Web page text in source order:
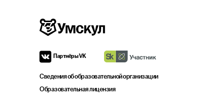
Сведения об образовательной организации
Партнёры VK
Образовательная лицензия